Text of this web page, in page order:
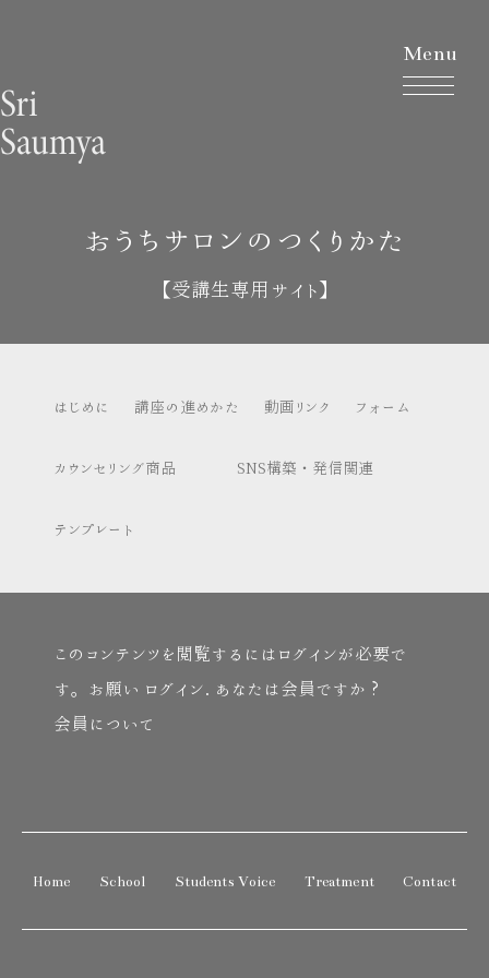
おうちサロンのつくりかた
【受講生専用サイト】
はじめに 講座の進めかた 動画リンク フォーム
カウンセリング商品 SNS構築・発信関連
テンプレート
Menu
このコンテンツを閲覧するにはログインが必要で
す。お願い ログイン. あなたは会員ですか ?
会員について
Home School Students Voice Treatment Contact